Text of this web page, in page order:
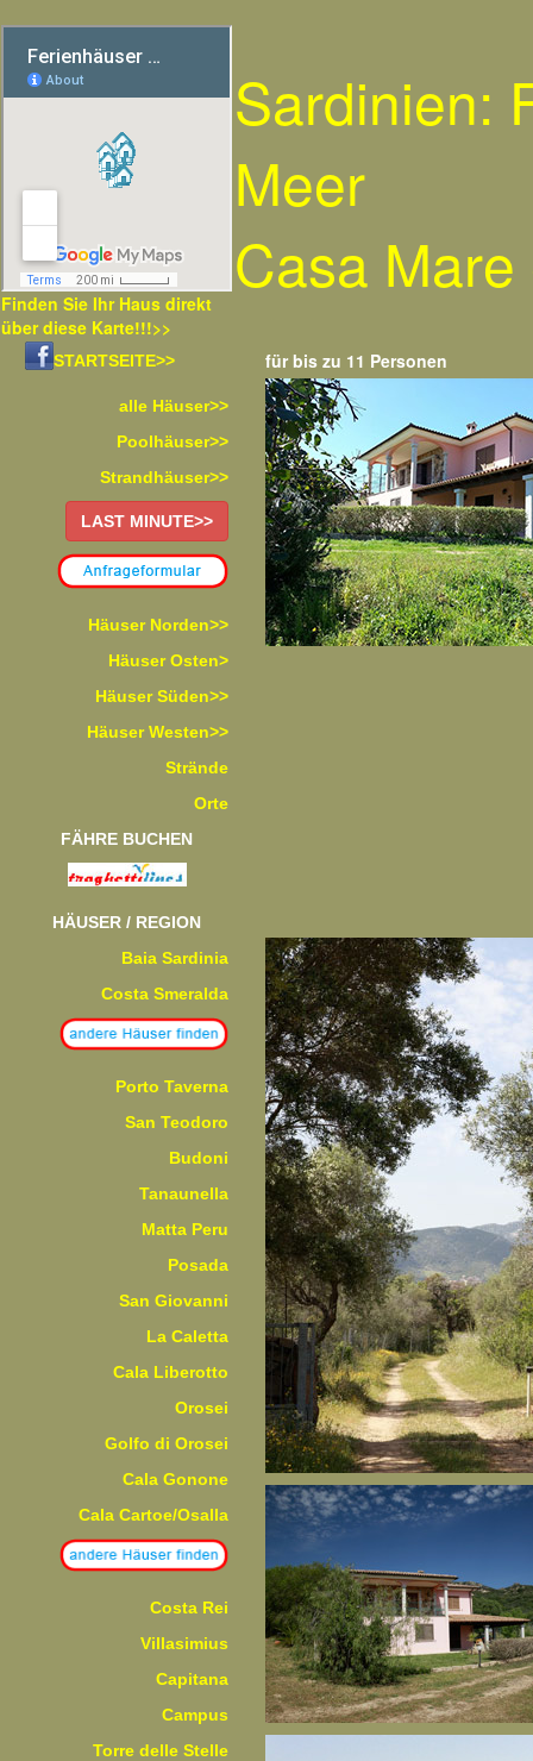
Finden Sie Ihr Haus direkt
über diese Karte!!!>>
Sardinien:
Meer
Casa
STARTSEITE>>
alle Häuser>>
Poolhäuser>>
Strandhäuser>>
LAST MINUTE>>
Häuser Norden>>
Häuser Osten>
Häuser Süden>>
Häuser Westen>>
Strände
Orte
FÄHRE BUCHEN
HÄUSER / REGION
Baia Sardinia
Costa Smeralda
Porto Taverna
San Teodoro
Budoni
Tanaunella
Matta Peru
Posada
San Giovanni
La Caletta
Cala Liberotto
Orosei
Golfo di Orosei
Cala Gonone
Cala Cartoe/Osalla
Costa Rei
Villasimius
Capitana
Campus
Torre delle Stelle
für bis zu 11 Personen